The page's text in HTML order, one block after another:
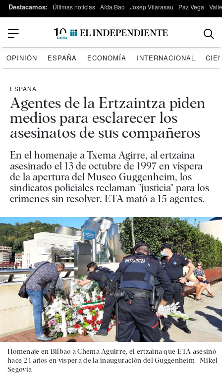
Destacamos: Últimas noticias Aída Bao Josep Vilarasau Paz Vega
OPINIÓN ESPAÑA ECONOMÍA INTERNACIONAL
ESPAÑA
Agentes de la Ertzaintza piden
medios para esclarecer los
asesinatos de sus compañeros
En el homenaje a Txema Agirre, al ertzaina
asesinado el 13 de octubre de 1997 en víspera
de la apertura del Museo Guggenheim, los
sindicatos policiales reclaman "justicia" para los
crímenes sin resolver. ETA mató a 15 agentes.
Homenaje en Bilbao a Chema Aguirre, el ertzaina que ETA asesinó
hace 24 años en víspera de la inauguración del Guggenheim | Mikel
Segovia